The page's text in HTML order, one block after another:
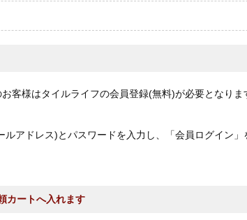
客様はタイルライフの会員登録(無料)が必要となりま
ルアドレス)とパスワードを入力し、「会員ログイン」
カートへ入れます